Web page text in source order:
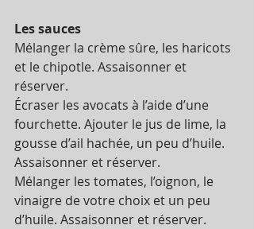
Les sauces
Mélanger la crème sûre, les haricots
et le chipotle. Assaisonner et
réserver.
Écraser les avocats à l’aide d’une
fourchette. Ajouter le jus de lime, la
gousse d’ail hachée, un peu d’huile.
Assaisonner et réserver.
Mélanger les tomates, l’oignon, le
vinaigre de votre choix et un peu
d’huile. Assaisonner et réserver.